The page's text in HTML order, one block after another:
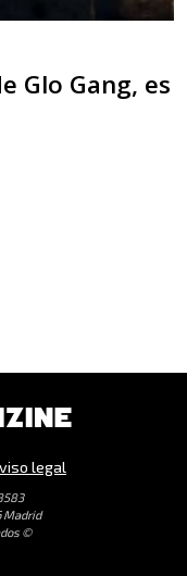
Glo Gang, es
legal
Madrid
©